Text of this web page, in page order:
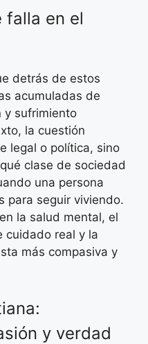
falla en el
detrás de estos
acumuladas de
y sufrimiento
la cuestión
legal o política, sino
clase de sociedad
una persona
para seguir viviendo.
la salud mental, el
cuidado real y la
más compasiva y
y verdad